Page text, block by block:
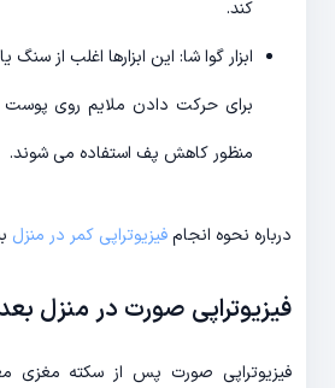
کند.
ابزار گوا شا: این ابزارها اغلب از
برای حرکت دادن ملایم روی
منظور کاهش پف استفاده می شوند.
درباره نحوه انجامفیزیوتراپی کمر در منزل
فیزیوتراپی صورت در منزل
فیزیوتراپی صورت پس از سکته مغزی